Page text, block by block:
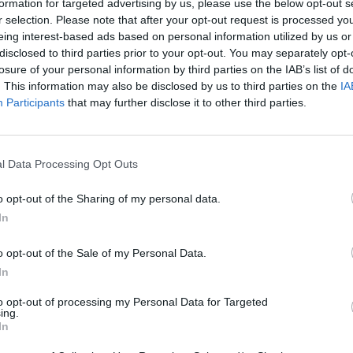
for targeted advertising by us, please use the below opt-out
selection. Please note that after your opt-out request is processed
interest-based ads based on personal information utilized by us
to third parties prior to your opt-out. You may separately
of your personal information by third parties on the IAB’s list of
This information may also be disclosed by us to third parties on the
Participants that may further disclose it to other third parties.
Data Processing Opt Outs
opt-out of the Sharing of my personal data.
opt-out of the Sale of my Personal Data.
opt-out of processing my Personal Data for Targeted
i conti con 13 edizioni quotidiane del
con i problemi e le frustrazioni di 120
con i Ds assetati di vendetta per lo
Ricordiamo che Riotta, grazie a Prodi,
la candidatura di Caprarica, finito poi alle
giornali radio. Tra meno di un mese il
deriva oppure rimetterlo in sella al
vicedirezioni e «mezzo». La prima per
di ferro, quel Guido Dell'Aquila che
del mezzo televisivo. Un vicario che
la leadership di Riotta diventando
dovrebbe essere un candidato interno
più forte, quella che vede assieme la
Rudy Giuliani a Come States?
Trump, Meloni e la strategia